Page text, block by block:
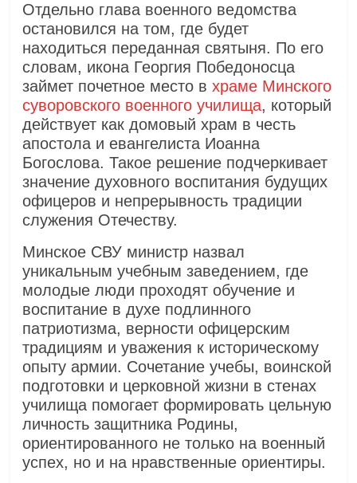
Отдельно глава военного ведомства
остановился на том, где будет
находиться переданная святыня. По его
словам, икона Георгия Победоносца
займет почетное место вхраме Минского
суворовского военного училища, который
действует как домовый храм в честь
апостола и евангелиста Иоанна
Богослова. Такое решение подчеркивает
значение духовного воспитания будущих
офицеров и непрерывность традиции
служения Отечеству.
Минское СВУ министр назвал
уникальным учебным заведением, где
молодые люди проходят обучение и
воспитание в духе подлинного
патриотизма, верности офицерским
традициям и уважения к историческому
опыту армии. Сочетание учебы, воинской
подготовки и церковной жизни в стенах
училища помогает формировать цельную
личность защитника Родины,
ориентированного не только на военный
успех, но и на нравственные ориентиры.